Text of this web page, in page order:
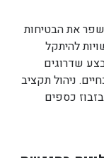
את הבטיחות
להיתקל
שדרוגים
ניהול תקציב
כספים